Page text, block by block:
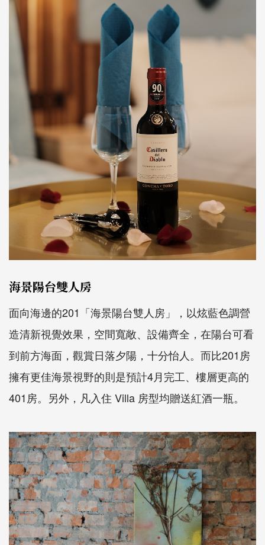
海景陽台雙人房
面向海邊的201「海景陽台雙人房」，以炫藍色調營
造清新視覺效果，空間寬敞、設備齊全，在陽台可看
到前方海面，觀賞日落夕陽，十分怡人。而比201房
擁有更佳海景視野的則是預計4月完工、樓層更高的
401房。另外，凡入住 Villa 房型均贈送紅酒一瓶。